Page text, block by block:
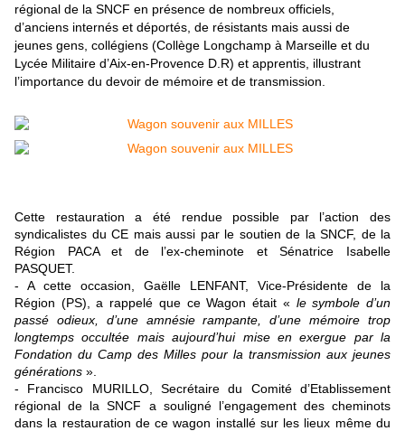
régional de la SNCF en présence de nombreux officiels,
d’anciens internés et déportés, de résistants mais aussi de
jeunes gens, collégiens (Collège Longchamp à Marseille et du
Lycée Militaire d’Aix-en-Provence D.R) et apprentis, illustrant
l’importance du devoir de mémoire et de transmission.
Cette restauration a été rendue possible par l’action des
syndicalistes du CE mais aussi par le soutien de la SNCF, de la
Région PACA et de l’ex-cheminote et Sénatrice Isabelle
PASQUET.
- A cette occasion, Gaëlle LENFANT, Vice-Présidente de la
Région (PS), a rappelé que ce Wagon était « le symboled’un
passé odieux, d’une amnésie rampante, d’une mémoire trop
longtemps occultée mais aujourd’hui mise en exergue par la
Fondation du Camp des Milles pour la transmission aux jeunes
générations ».
- Francisco MURILLO, Secrétaire du Comité d’Etablissement
régional de la SNCF a souligné l’engagement des cheminots
dans la restauration de ce wagon installé sur les lieux même du